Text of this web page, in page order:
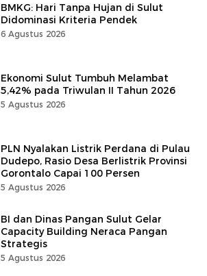
BMKG: Hari Tanpa Hujan di Sulut
Didominasi Kriteria Pendek
6 Agustus 2026
Ekonomi Sulut Tumbuh Melambat
5,42% pada Triwulan II Tahun 2026
5 Agustus 2026
PLN Nyalakan Listrik Perdana di Pulau
Dudepo, Rasio Desa Berlistrik Provinsi
Gorontalo Capai 100 Persen
5 Agustus 2026
BI dan Dinas Pangan Sulut Gelar
Capacity Building Neraca Pangan
Strategis
5 Agustus 2026